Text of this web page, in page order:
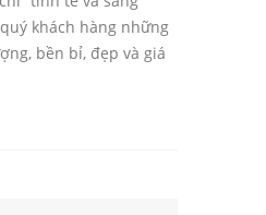
khách hàng những
bền bỉ, đẹp và giá